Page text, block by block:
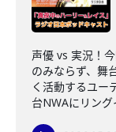
声優 vs 実況！
のみならず、舞
く活動するユー
台NWAにリング